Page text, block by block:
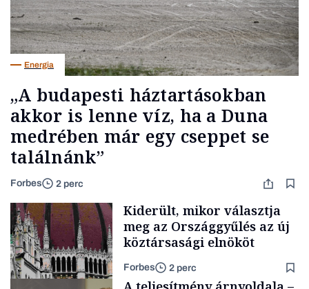
Energia
„A budapesti háztartásokban
akkor is lenne víz, ha a Duna
medrében már egy cseppet se
találnánk”
Forbes 2 perc
Kiderült, mikor választja
meg az Országgyűlés az új
köztársasági elnököt
Forbes 2 perc